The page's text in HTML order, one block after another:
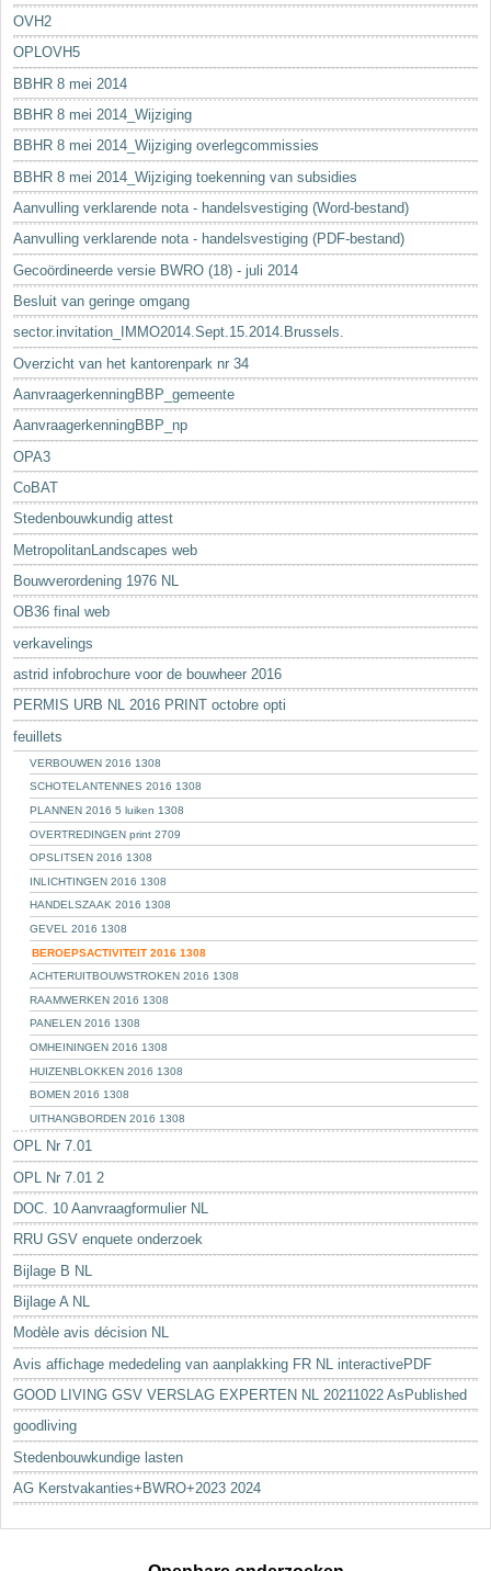
OVH2
OPLOVH5
BBHR 8 mei 2014
BBHR 8 mei 2014_Wijziging
BBHR 8 mei 2014_Wijziging overlegcommissies
BBHR 8 mei 2014_Wijziging toekenning van subsidies
Aanvulling verklarende nota - handelsvestiging (Word-bestand)
Aanvulling verklarende nota - handelsvestiging (PDF-bestand)
Gecoördineerde versie BWRO (18) - juli 2014
Besluit van geringe omgang
sector.invitation_IMMO2014.Sept.15.2014.Brussels.
Overzicht van het kantorenpark nr 34
AanvraagerkenningBBP_gemeente
AanvraagerkenningBBP_np
OPA3
CoBAT
Stedenbouwkundig attest
MetropolitanLandscapes web
Bouwverordening 1976 NL
OB36 final web
verkavelings
astrid infobrochure voor de bouwheer 2016
PERMIS URB NL 2016 PRINT octobre opti
feuillets
VERBOUWEN 2016 1308
SCHOTELANTENNES 2016 1308
PLANNEN 2016 5 luiken 1308
OVERTREDINGEN print 2709
OPSLITSEN 2016 1308
INLICHTINGEN 2016 1308
HANDELSZAAK 2016 1308
GEVEL 2016 1308
BEROEPSACTIVITEIT 2016 1308
ACHTERUITBOUWSTROKEN 2016 1308
RAAMWERKEN 2016 1308
PANELEN 2016 1308
OMHEININGEN 2016 1308
HUIZENBLOKKEN 2016 1308
BOMEN 2016 1308
UITHANGBORDEN 2016 1308
OPL Nr 7.01
OPL Nr 7.01 2
DOC. 10 Aanvraagformulier NL
RRU GSV enquete onderzoek
Bijlage B NL
Bijlage A NL
Modèle avis décision NL
Avis affichage mededeling van aanplakking FR NL interactivePDF
GOOD LIVING GSV VERSLAG EXPERTEN NL 20211022 AsPublished
goodliving
Stedenbouwkundige lasten
AG Kerstvakanties+BWRO+2023 2024